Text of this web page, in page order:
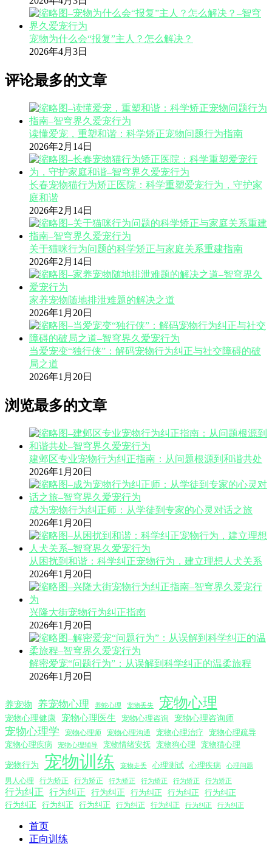
宠物为什么会“报复”主人？怎么解决？
2026年4月3日
评论最多的文章
读懂爱宠，重塑和谐：科学矫正宠物问题行为指南
2026年2月14日
长春宠物猫行为矫正医院：科学重塑爱宠行为，守护家
庭和谐
2026年2月14日
关于猫咪行为问题的科学矫正与家庭关系重建指南
2026年2月14日
家养宠物随地排泄难题的解决之道
2026年1月20日
当爱宠变“独行侠”：解码宠物行为纠正与社交障碍的破
局之道
2026年1月20日
浏览最多的文章
建邺区专业宠物行为纠正指南：从问题根源到和谐共处
2026年1月20日
成为宠物行为纠正师：从学徒到专家的心灵对话之旅
2026年1月20日
从困扰到和谐：科学纠正宠物行为，建立理想人犬关系
2026年1月20日
兴隆大街宠物行为纠正指南
2026年1月20日
解密爱宠“问题行为”：从误解到科学纠正的温柔旅程
2026年1月20日
养宠物 养宠物心理 养蛇心理 宠物丢失 宠物心理
宠物心理健康 宠物心理医生 宠物心理咨询 宠物心理咨询师
宠物心理学 宠物心理师 宠物心理沟通 宠物心理治疗
宠物心理疏导
宠物心理疾病
宠物心理辅导 宠物情绪安抚 宠物狗心理 宠物猫心理
宠物行为 宠物训练 宠物走丢 心理测试 心理疾病 心理问题
男人心理 行为矫正 行为矫正 行为矫正 行为矫正 行为矫正 行为矫正
行为纠正 行为纠正 行为纠正 行为纠正 行为纠正
行为纠正
行为纠正
行为纠正 行为纠正 行为纠正 行为纠正 行为纠正 行为纠正
首页
正向训练